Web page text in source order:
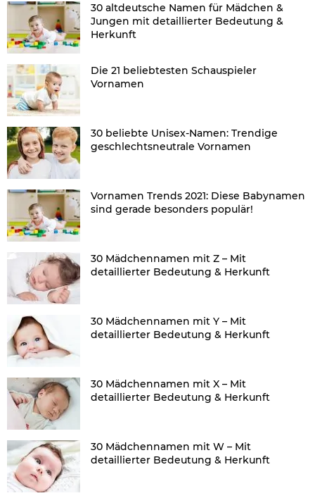
30 altdeutsche Namen für Mädchen &
Jungen mit detaillierter Bedeutung &
Herkunft
Die 21 beliebtesten Schauspieler
Vornamen
30 beliebte Unisex-Namen: Trendige
geschlechtsneutrale Vornamen
Vornamen Trends 2021: Diese Babynamen
sind gerade besonders populär!
30 Mädchennamen mit Z – Mit
detaillierter Bedeutung & Herkunft
30 Mädchennamen mit Y – Mit
detaillierter Bedeutung & Herkunft
30 Mädchennamen mit X – Mit
detaillierter Bedeutung & Herkunft
30 Mädchennamen mit W – Mit
detaillierter Bedeutung & Herkunft